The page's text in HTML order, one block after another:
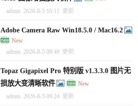
admin 2026-8-5 10:11 更新
Adobe Camera Raw Win18.5.0 / Mac16.2
New
admin 2026-8-5 09:49 更新
Topaz Gigapixel Pro 特别版 v1.3.3.0 图片无
损放大变清晰软件
New
admin 2026-8-5 09:24 更新